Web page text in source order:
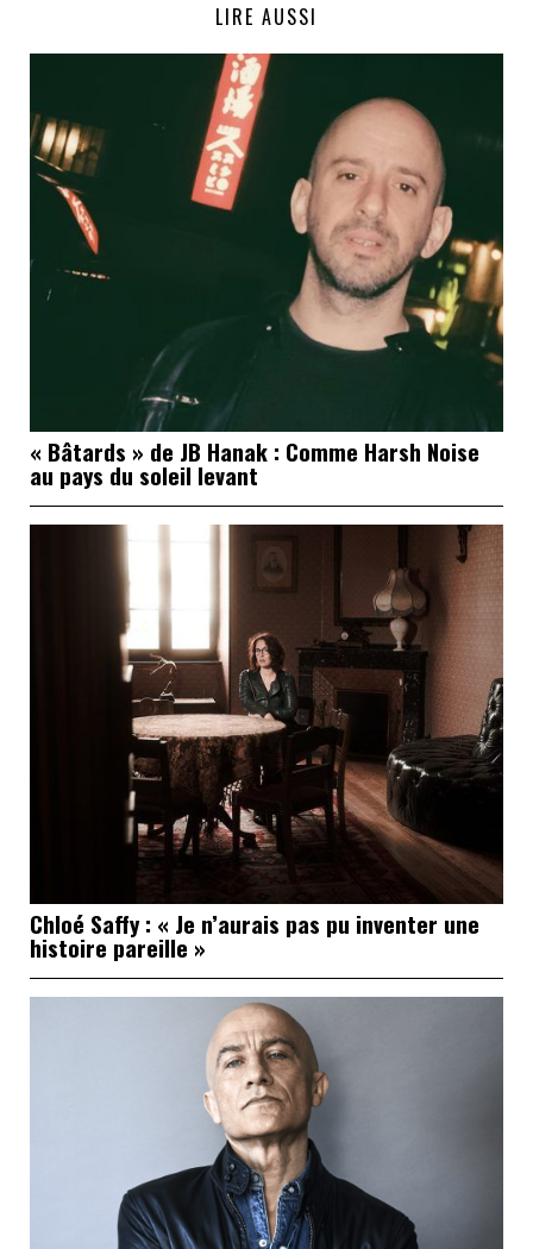
LIRE AUSSI
« Bâtards » de JB Hanak : Comme Harsh Noise
au pays du soleil levant
Chloé Saffy : « Je n’aurais pas pu inventer une
histoire pareille »